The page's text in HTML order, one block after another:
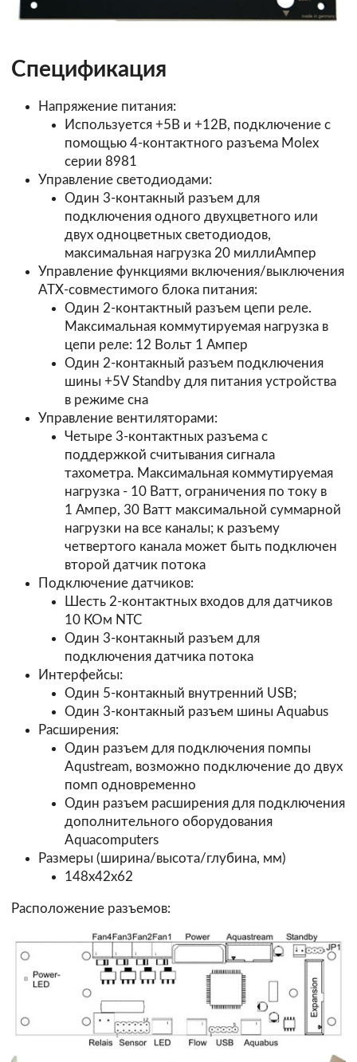
Спецификация
Напряжение питания:
Используется +5В и +12В, подключение с
помощью 4-контактного разъема Molex
серии8981
Управление светодиодами:
Один 3-контакный разъем для
подключения одного двухцветного или
двух одноцветных светодиодов,
максимальная нагрузка 20 миллиАмпер
Управление функциями включения/выключения
ATX-совместимого блока питания:
Один 2-контактный разъем цепи реле.
Максимальная коммутируемая нагрузка в
цепи реле: 12 Вольт 1 Ампер
Один 2-контакный разъем подключения
шины +5V Standby для питания устройства
в режиме сна
Управление вентиляторами:
Четыре 3-контактных разъема с
поддержкой считывания сигнала
тахометра. Максимальная коммутируемая
нагрузка - 10 Ватт, ограничения по току в
1 Ампер, 30 Ватт максимальной суммарной
нагрузки на все каналы; к разъему
четвертого канала может быть подключен
второй датчик потока
Подключение датчиков:
Шесть 2-контактных входов для датчиков
10 КОм NTC
Один 3-контакный разъем для
подключения датчика потока
Интерфейсы:
Один 5-контакный внутренний USB;
Один 3-контакный разъем шины Aquabus
Расширения:
Один разъем для подключения помпы
Aqustream, возможно подключение до двух
помп одновременно
Один разъем расширения для подключения
дополнительного оборудования
Aquacomputers
Размеры (ширина/высота/глубина, мм)
148х42х62
Расположение разъемов: